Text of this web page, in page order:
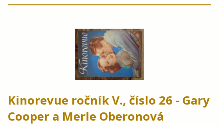
Kinorevue ročník V., číslo 26 - Gary
Cooper a Merle Oberonová